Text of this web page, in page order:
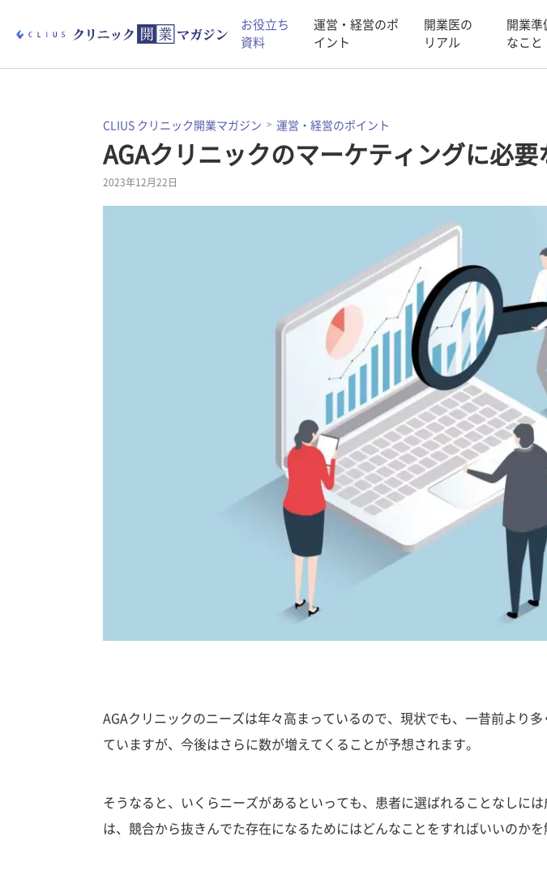
お役立ち
資料
運営・経営のポ
イント
開業医の
リアル
開業準
なこと
CLIUS クリニック開業マガジン 運営・経営のポイント
AGAクリニックのマーケティングに必要
2023年12月22日
AGAクリニックのニーズは年々高まっているので、現状でも、一昔前より多
ていますが、今後はさらに数が増えてくることが予想されます。
そうなると、いくらニーズがあるといっても、患者に選ばれることなしに
は、競合から抜きんでた存在になるためにはどんなことをすればいいのかを